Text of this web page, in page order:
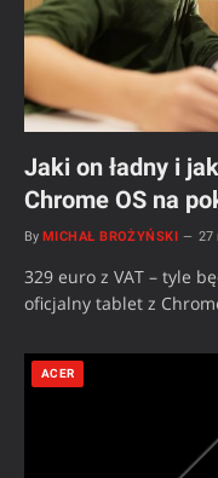
Jaki on ładny i
Chrome OS na
By MICHAŁ BROŻYŃSKI 27
329 euro z VAT – tyle
oficjalny tablet z
ACER